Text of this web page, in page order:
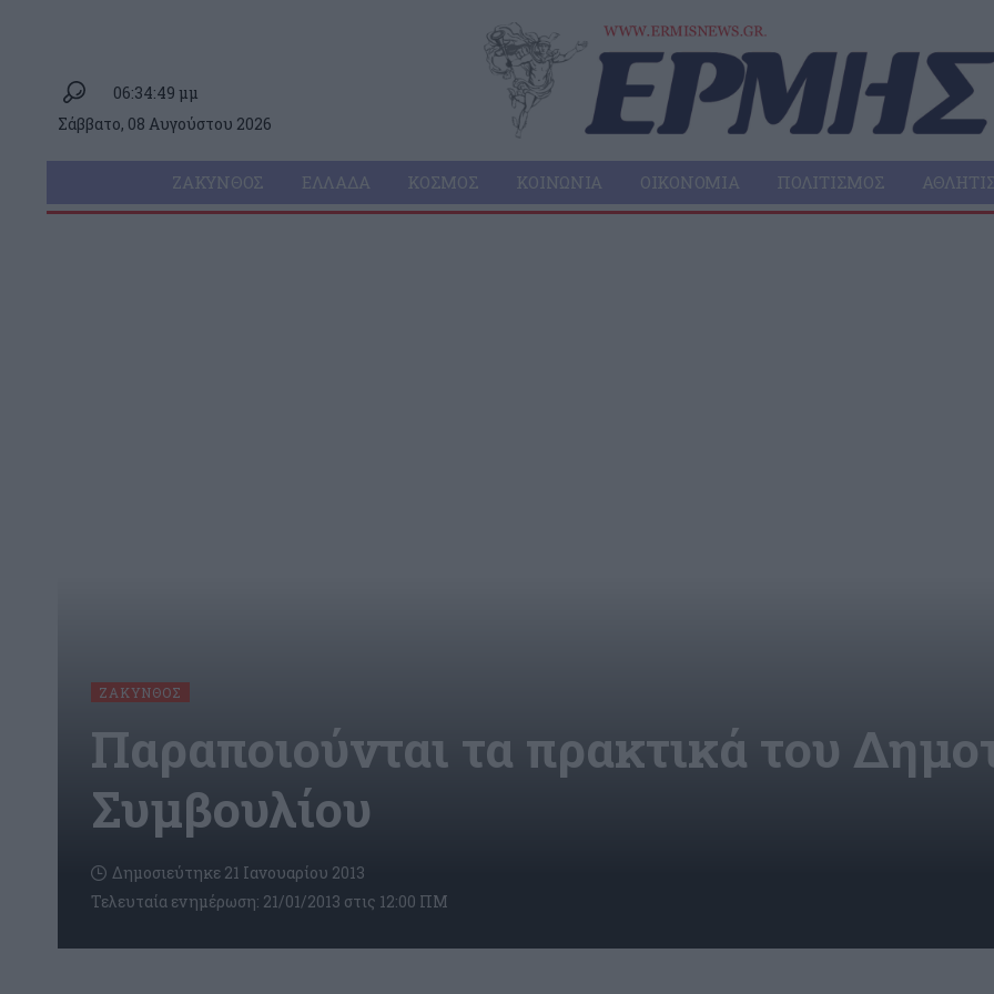
06:34:49 μμ
Σάββατο, 08 Αυγούστου 2026
ΖΆΚΥΝΘΟΣ ΕΛΛΆΔΑ ΚΌΣΜΟΣ ΚΟΙΝΩΝΊΑ ΟΙΚΟΝΟΜΊΑ ΠΟΛΙΤΙΣΜΌΣ
ΖΆΚΥΝΘΟΣ
Παραποιούνται τα πρακτικά του
Συμβουλίου
Τελευταία ενημέρωση: 21/01/2013 στις 12:00 ΠΜ
Δημοσιεύτηκε 21 Ιανουαρίου 2013